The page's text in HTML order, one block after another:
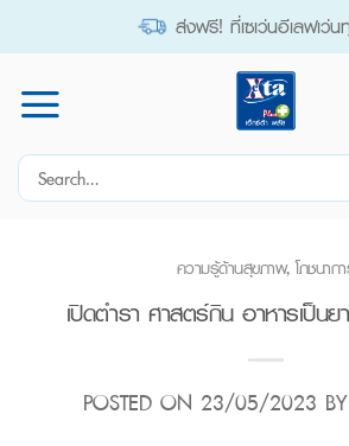
ส่งฟรี! ที่เซเว่นอีเลฟเว่น
Search
ความรู้ด้านสุขภาพ,โภชนาก
เปิดตำรา ศาสตร์กิน อาหารเป็นย
POSTED ON 23/05/2023 BY